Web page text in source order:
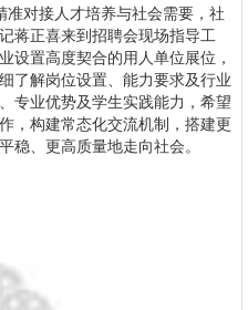
对接人才培养与社会需要，社
蒋正喜来到招聘会现场指导工
设置高度契合的用人单位展位，
了解岗位设置、能力要求及行业
专业优势及学生实践能力，希望
，构建常态化交流机制，搭建更
稳、更高质量地走向社会。